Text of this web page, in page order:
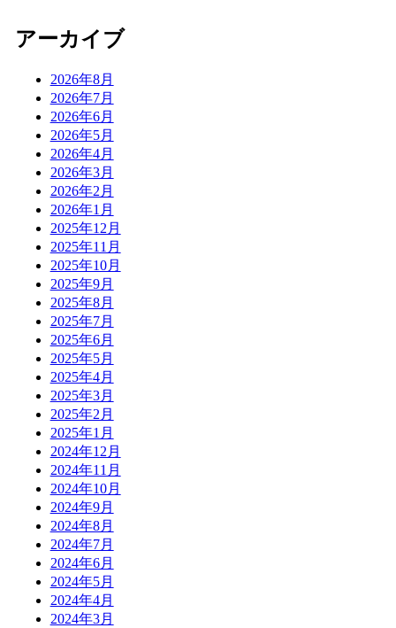
アーカイブ
2026年8月
2026年7月
2026年6月
2026年5月
2026年4月
2026年3月
2026年2月
2026年1月
2025年12月
2025年11月
2025年10月
2025年9月
2025年8月
2025年7月
2025年6月
2025年5月
2025年4月
2025年3月
2025年2月
2025年1月
2024年12月
2024年11月
2024年10月
2024年9月
2024年8月
2024年7月
2024年6月
2024年5月
2024年4月
2024年3月